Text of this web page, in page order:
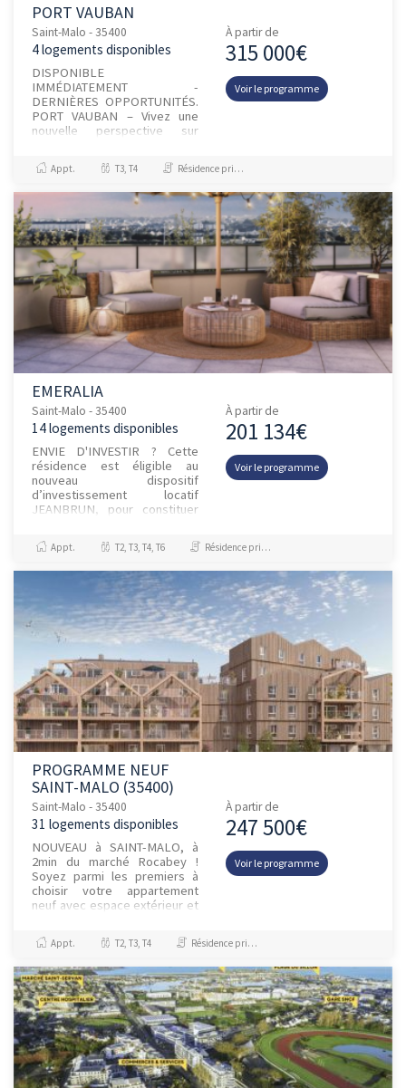
PORT VAUBAN
Saint-Malo - 35400
4 logements disponibles
DISPONIBLE
IMMÉDIATEMENT -
DERNIÈRES OPPORTUNITÉS.
PORT VAUBAN – Vivez une
nouvelle perspective sur
témoin disponible à la visite
sur site : prenez rendez-vous
dès ma...
À partir de
315 000€
Voir le programme
Appt. T3, T4 Résidence principale / PTZ
EMERALIA
Saint-Malo - 35400
14 logements disponibles
ENVIE D'INVESTIR ? Cette
résidence est éligible au
nouveau dispositif
d’investissement locatif
JEANBRUN, pour constituer
impôts et pr...
À partir de
201 134€
Voir le programme
Appt. T2, T3, T4, T6 Résidence principale / PTZ, Investissement et Défiscalisation
PROGRAMME NEUF
SAINT-MALO (35400)
Saint-Malo - 35400
31 logements disponibles
NOUVEAU à SAINT-MALO, à
2min du marché Rocabey !
Soyez parmi les premiers à
choisir votre appartement
neuf avec espace extérieur et
duplex, nos logements
spacieux...
À partir de
247 500€
Voir le programme
Appt. T2, T3, T4 Résidence principale / PTZ